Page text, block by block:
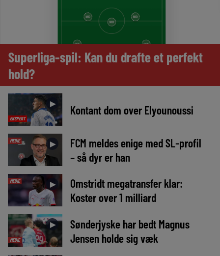
Superliga-spil: Kan du drafte et perfekt
hold?
EKSPERT
► Kontant dom over Elyounoussi
MEDIE ►
FCM meldes enige med SL-profil
– så dyr er han
MEDIE ►
Omstridt megatransfer klar:
Koster over 1 milliard
MEDIE
►
Sønderjyske har bedt Magnus
Jensen holde sig væk